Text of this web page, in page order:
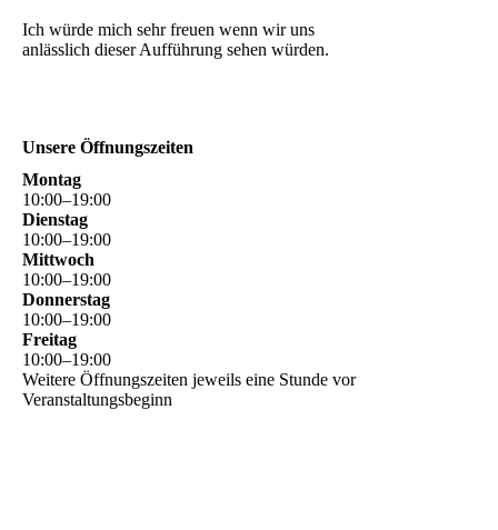
Ich würde mich sehr freuen wenn wir uns
anlässlich dieser Aufführung sehen würden.
Unsere Öffnungszeiten
Montag
10:00–19:00
Dienstag
10:00–19:00
Mittwoch
10:00–19:00
Donnerstag
10:00–19:00
Freitag
10:00–19:00
Weitere Öffnungszeiten jeweils eine Stunde vor
Veranstaltungsbeginn